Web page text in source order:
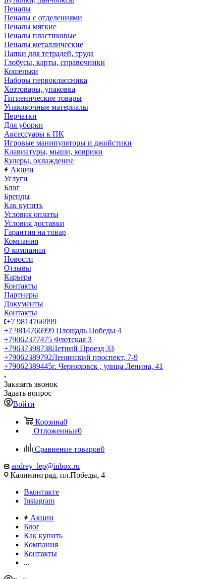
Пеналы
Пеналы с отделениями
Пеналы мягкие
Пеналы пластиковые
Пеналы металлические
Папки для тетрадей, труда
Глобусы, карты, справочники
Кошельки
Наборы первоклассника
Хозтовары, упаковка
Гигиенические товары
Упаковочные материалы
Перчатки
Для уборки
Аксессуары к ПК
Игровые манипуляторы и джойстики
Клавиатуры, мыши, коврики
Кулеры, охлаждение
Акции
Услуги
Блог
Бренды
Как купить
Условия оплаты
Условия доставки
Гарантия на товар
Компания
О компании
Новости
Отзывы
Карьера
Контакты
Партнеры
Документы
Контакты
+7 9814766999
+7 9814766999 Площадь Победы 4
+79062377475 Флотская 3
+79637398738Летний Проезд 33
+79062389792Ленинский проспект, 7-9
+79062389445г. Черняховск , улица Ленина, 41
Заказать звонок
Задать вопрос
Войти
Корзина0
Отложенные0
Сравнение товаров0
andrey_lep@inbox.ru
Калининград, пл.Победы, 4
Вконтакте
Instagram
Акции
Блог
Как купить
Компания
Контакты
...